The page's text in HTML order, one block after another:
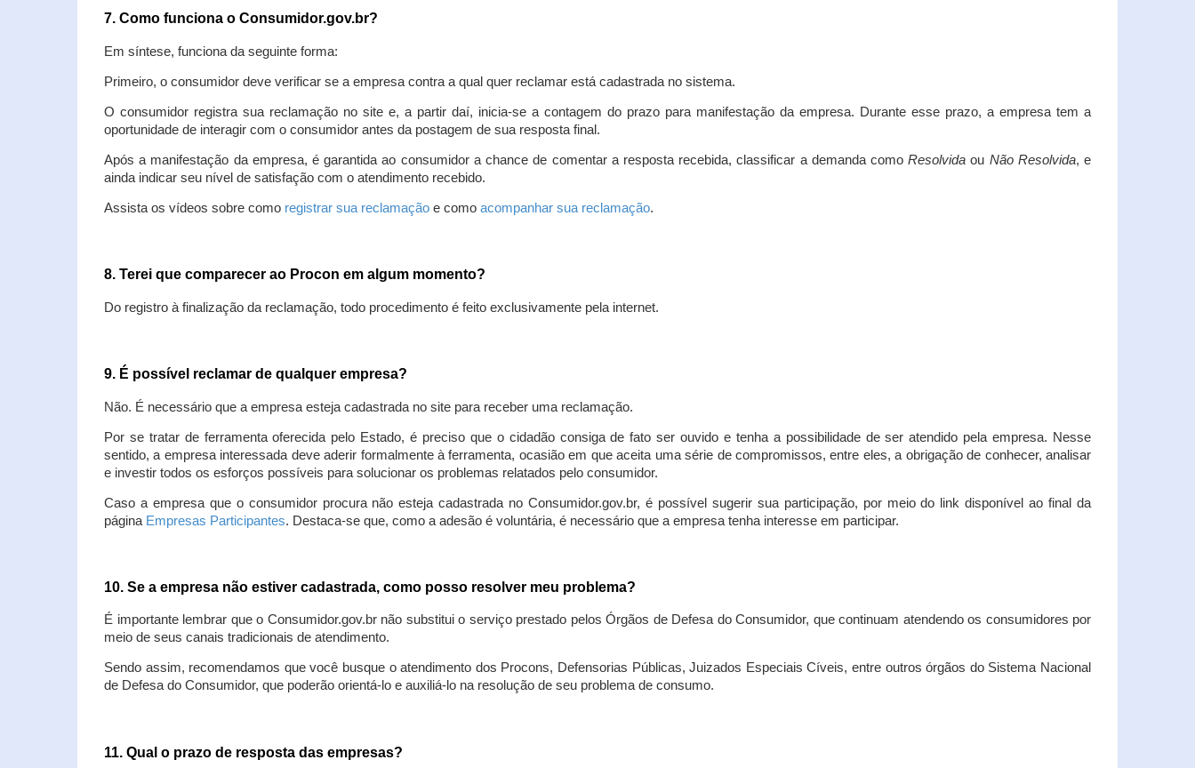
7. Como funciona o Consumidor.gov.br?
Em síntese, funciona da seguinte forma:
Primeiro, o consumidor deve verificar se a empresa contra a qual quer reclamar está cadastrada no sistema.
O consumidor registra sua reclamação no site e, a partir daí, inicia-se a contagem do prazo para manifestação da empresa. Durante esse prazo, a empresa tem a
oportunidade de interagir com o consumidor antes da postagem de sua resposta final.
Após a manifestação da empresa, é garantida ao consumidor a chance de comentar a resposta recebida, classificar a demanda comoResolvida ou Não Resolvida, e
ainda indicar seu nível de satisfação com o atendimento recebido.
Assista os vídeos sobre como registrar sua reclamação e como acompanhar sua reclamação.
8. Terei que comparecer ao Procon em algum momento?
Do registro à finalização da reclamação, todo procedimento é feito exclusivamente pela internet.
9. É possível reclamar de qualquer empresa?
Não. É necessário que a empresa esteja cadastrada no site para receber uma reclamação.
Por se tratar de ferramenta oferecida pelo Estado, é preciso que o cidadão consiga de fato ser ouvido e tenha a possibilidade de ser atendido pela empresa. Nesse
sentido, a empresa interessada deve aderir formalmente à ferramenta, ocasião em que aceita uma série de compromissos, entre eles, a obrigação de conhecer, analisar
e investir todos os esforços possíveis para solucionar os problemas relatados pelo consumidor.
Caso a empresa que o consumidor procura não esteja cadastrada no Consumidor.gov.br, é possível sugerir sua participação, por meio do link disponível ao final da
página Empresas Participantes. Destaca-se que, como a adesão é voluntária, é necessário que a empresa tenha interesse em participar.
10. Se a empresa não estiver cadastrada, como posso resolver meu problema?
É importante lembrar que o Consumidor.gov.br não substitui o serviço prestado pelos Órgãos de Defesa do Consumidor, que continuam atendendo os consumidores por
meio de seus canais tradicionais de atendimento.
Sendo assim, recomendamos que você busque o atendimento dos Procons, Defensorias Públicas, Juizados Especiais Cíveis, entre outros órgãos do Sistema Nacional
de Defesa do Consumidor, que poderão orientá-lo e auxiliá-lo na resolução de seu problema de consumo.
11. Qual o prazo de resposta das empresas?